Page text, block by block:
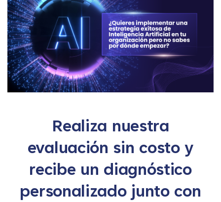
Realiza nuestra
evaluación sin costoy
recibe un diagnóstico
personalizado junto con